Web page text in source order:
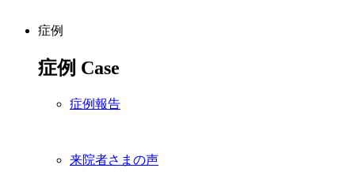
症例
症例 Case
症例報告
来院者さまの声